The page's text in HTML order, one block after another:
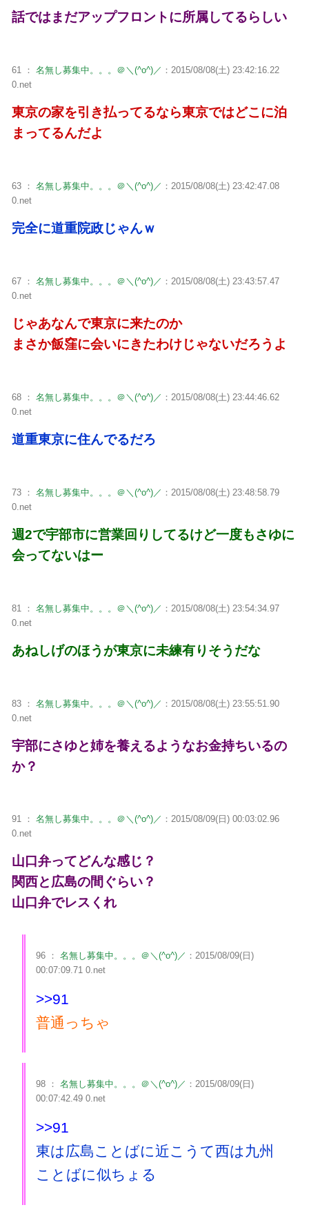
話ではまだアップフロントに所属してるらしい
61 ： 名無し募集中。。。＠＼(^o^)／ ：2015/08/08(土) 23:42:16.22
0.net
東京の家を引き払ってるなら東京ではどこに泊
まってるんだよ
63 ： 名無し募集中。。。＠＼(^o^)／ ：2015/08/08(土) 23:42:47.08
0.net
完全に道重院政じゃんｗ
67 ： 名無し募集中。。。＠＼(^o^)／ ：2015/08/08(土) 23:43:57.47
0.net
じゃあなんで東京に来たのか
まさか飯窪に会いにきたわけじゃないだろうよ
68 ： 名無し募集中。。。＠＼(^o^)／ ：2015/08/08(土) 23:44:46.62
0.net
道重東京に住んでるだろ
73 ： 名無し募集中。。。＠＼(^o^)／ ：2015/08/08(土) 23:48:58.79
0.net
週2で宇部市に営業回りしてるけど一度もさゆに
会ってないはー
81 ： 名無し募集中。。。＠＼(^o^)／ ：2015/08/08(土) 23:54:34.97
0.net
あねしげのほうが東京に未練有りそうだな
83 ： 名無し募集中。。。＠＼(^o^)／ ：2015/08/08(土) 23:55:51.90
0.net
宇部にさゆと姉を養えるようなお金持ちいるの
か？
91 ： 名無し募集中。。。＠＼(^o^)／ ：2015/08/09(日) 00:03:02.96
0.net
山口弁ってどんな感じ？
関西と広島の間ぐらい？
山口弁でレスくれ
96 ： 名無し募集中。。。＠＼(^o^)／ ：2015/08/09(日)
00:07:09.71 0.net
>>91
普通っちゃ
98 ： 名無し募集中。。。＠＼(^o^)／ ：2015/08/09(日)
00:07:42.49 0.net
>>91
東は広島ことばに近こうて西は九州
ことばに似ちょる